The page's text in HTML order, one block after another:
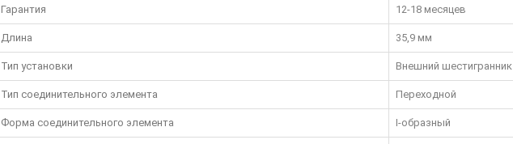
Гарантия 12-18 месяцев
Длина 35,9 мм
Тип установки Внешний шестигранник
Тип соединительного элемента Переходной
Форма соединительного элемента I-образный